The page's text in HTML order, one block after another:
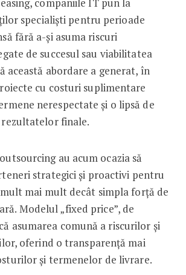
specialiști pentru perioade
fără a-și asuma riscuri
de succesul sau viabilitatea
această abordare a generat, în
cu costuri suplimentare
nerespectate și o lipsă de
finale.
au acum ocazia să
strategici și proactivi pentru
mai mult decât simpla forță de
Modelul „fixed price”, de
asumarea comună a riscurilor și
oferind o transparență mai
și termenelor de livrare.